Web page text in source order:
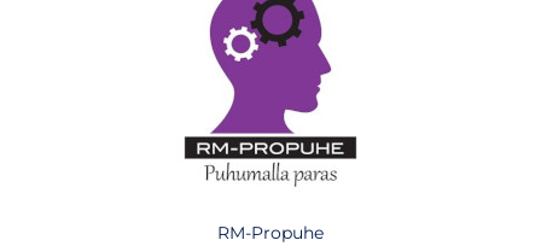
RM-Propuhe